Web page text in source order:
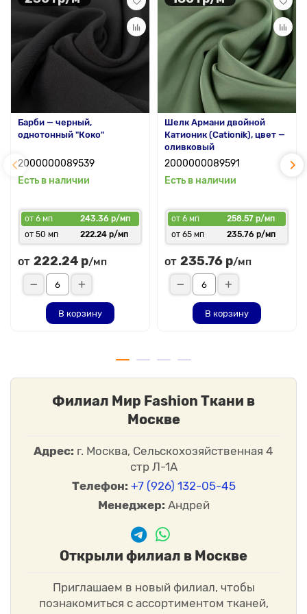
материалом создавать эксклюзивные модели – настоящая
радость!
Барби — черный,
однотонный "Коко"
2000000089539
Есть в наличии
от 6 мп
243.36 р/мп
от 50 мп
222.24 р/мп
от 222.24 р/мп
В корзину
Шелк Армани двойной
Катионик (Cationik), цвет —
оливковый
2000000089591
Есть в наличии
от 6 мп
258.57 р/мп
от 65 мп
235.76 р/мп
от 235.76 р/мп
В корзину
Филиал Мир Fashion Ткани в
Москве
Адрес: г. Москва, Сельскохозяйственная 4
стр Л-1А
Телефон: +7 (926) 132-05-45
Менеджер: Андрей
Открыли филиал в Москве
Приглашаем в новый филиал, чтобы
познакомиться с ассортиментом тканей,